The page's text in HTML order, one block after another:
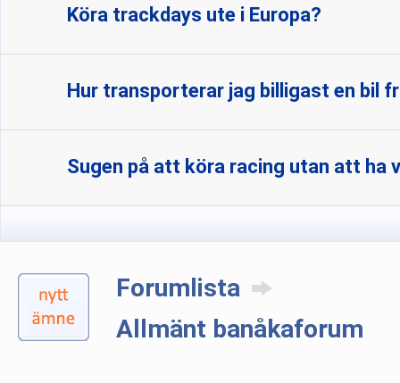
Köra trackdays ute i Europa?
Hur transporterar jag billigast en bil
Sugen på att köra racing utan att ha
Forumlista
Allmänt banåkaforum